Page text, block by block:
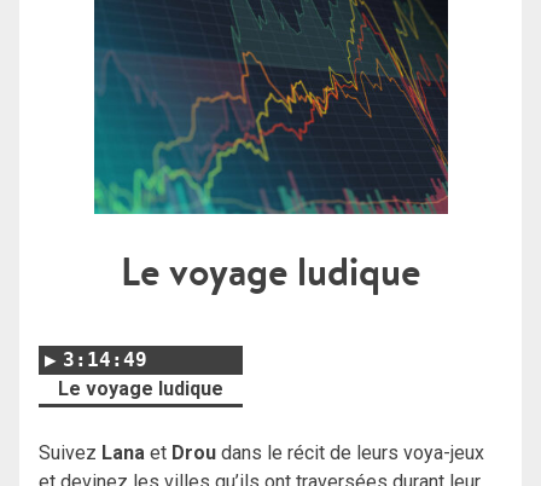
Le voyage ludique
3:14:49
Le voyage ludique
Suivez Lana et Drou dans le récit de leurs voya-jeux